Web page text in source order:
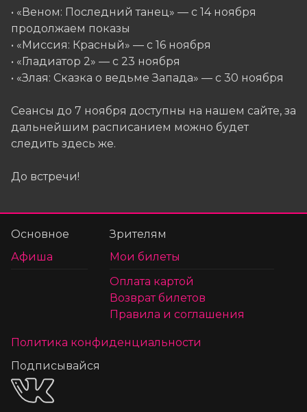
• «Веном: Последний танец» — с 14 ноября
продолжаем показы
• «Миссия: Красный» — с 16 ноября
• «Гладиатор 2» — с 23 ноября
• «Злая: Сказка о ведьме Запада» — с 30 ноября
Сеансы до 7 ноября доступны на нашем сайте, за
дальнейшим расписанием можно будет
следить здесь же.
До встречи!
Основное
Афиша
Зрителям
Мои билеты
Оплата картой
Возврат билетов
Правила и соглашения
Политика конфиденциальности
Подписывайся